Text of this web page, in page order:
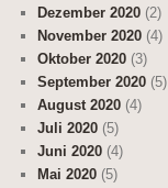
Dezember 2020 (2)
November 2020 (4)
Oktober 2020 (3)
September 2020 (5)
August 2020 (4)
Juli 2020 (5)
Juni 2020 (4)
Mai 2020 (5)